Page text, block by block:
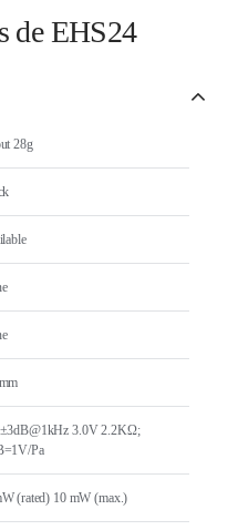
de EHS24
28g
3.0V 2.2KΩ;
Pa
(rated) 10 mW (max.)